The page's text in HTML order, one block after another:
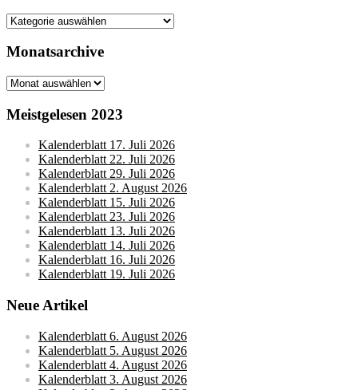
Kategorien
Monatsarchive
Monatsarchive
Meistgelesen 2023
Kalenderblatt 17. Juli 2026
Kalenderblatt 22. Juli 2026
Kalenderblatt 29. Juli 2026
Kalenderblatt 2. August 2026
Kalenderblatt 15. Juli 2026
Kalenderblatt 23. Juli 2026
Kalenderblatt 13. Juli 2026
Kalenderblatt 14. Juli 2026
Kalenderblatt 16. Juli 2026
Kalenderblatt 19. Juli 2026
Neue Artikel
Kalenderblatt 6. August 2026
Kalenderblatt 5. August 2026
Kalenderblatt 4. August 2026
Kalenderblatt 3. August 2026